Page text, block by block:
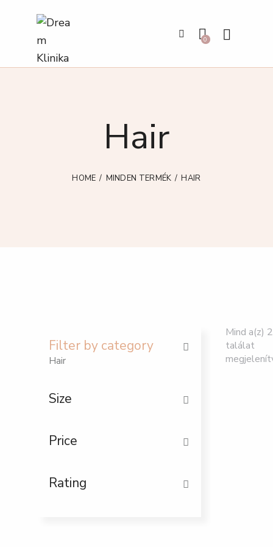
0
Hair
HOME MINDEN TERMÉK HAIR
Mind a(z) 2
találat
Filter by category
Hair
Size
Price
Rating